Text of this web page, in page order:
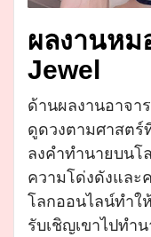
ผลงานหม
Jewel
ด้านผลงานอาจา
ดูดวงตามศาสตร์
ลงคำทำนายบนโ
ความโด่งดังและ
โลกออนไลน์ทำใ
รับเชิญเขาไปทำ